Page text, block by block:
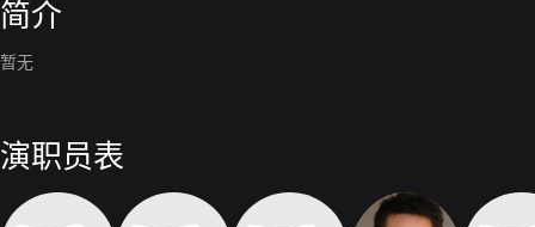
简介
暂无
演职员表